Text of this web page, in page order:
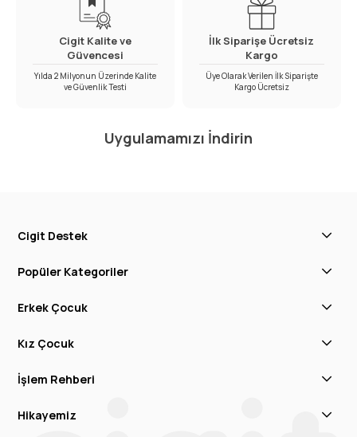
Cigit Kalite ve
Güvencesi
Yılda 2 Milyonun Üzerinde Kalite
ve Güvenlik Testi
İlk Siparişe Ücretsiz
Kargo
Üye Olarak Verilen İlk Siparişte
Kargo Ücretsiz
Uygulamamızı İndirin
Cigit Destek
Popüler Kategoriler
Erkek Çocuk
Kız Çocuk
İşlem Rehberi
Hikayemiz